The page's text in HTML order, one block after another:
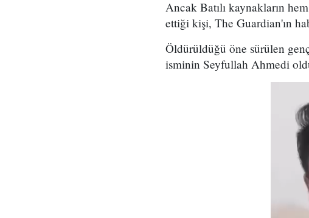
Ancak Batılı kaynakların
ettiği kişi, The Guardian'ın
Öldürüldüğü öne sürülen
isminin Seyfullah Ahmedi